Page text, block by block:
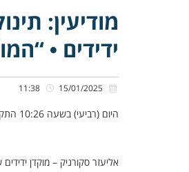
ידידים •
מודיעין:
ידידים •
היום (רביעי) בשעה 10:26 התקבלה קריאה במוקד ידידים, אודות תינוקת כבת שנה שננעלה בשגגה ברכב לעיני אמהּ ברחוב שמואל הנביא במודיעין.
אליעזר סקורניק – מוקדן